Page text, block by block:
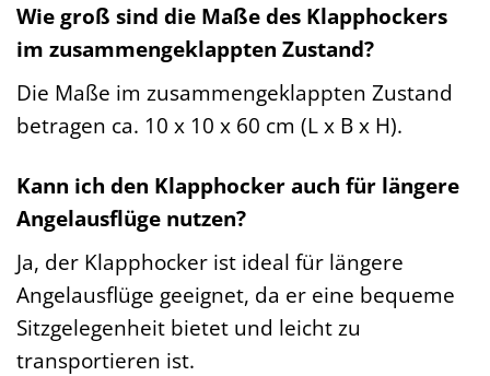
Wie groß sind die Maße des Klapphockers
im zusammengeklappten Zustand?
Die Maße im zusammengeklappten Zustand
betragen ca. 10 x 10 x 60 cm (L x B x H).
Kann ich den Klapphocker auch für längere
Angelausflüge nutzen?
Ja, der Klapphocker ist ideal für längere
Angelausflüge geeignet, da er eine bequeme
Sitzgelegenheit bietet und leicht zu
transportieren ist.